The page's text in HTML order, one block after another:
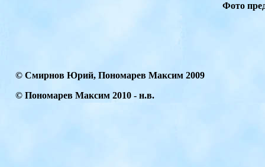
Фото
© Смирнов Юрий, Пономарев Максим 2009
© Пономарев Максим 2010 - н.в.